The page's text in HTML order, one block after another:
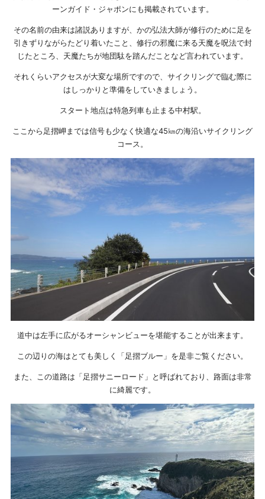
ーンガイド・ジャポンにも掲載されています。
その名前の由来は諸説ありますが、かの弘法大師が修行のために足を
引きずりながらたどり着いたこと、修行の邪魔に来る天魔を呪法で封
じたところ、天魔たちが地団駄を踏んだことなど言われています。
それくらいアクセスが大変な場所ですので、サイクリングで臨む際に
はしっかりと準備をしていきましょう。
スタート地点は特急列車も止まる中村駅。
ここから足摺岬までは信号も少なく快適な45㎞の海沿いサイクリング
コース。
道中は左手に広がるオーシャンビューを堪能することが出来ます。
この辺りの海はとても美しく「足摺ブルー」を是非ご覧ください。
また、この道路は「足摺サニーロード」と呼ばれており、路面は非常
に綺麗です。